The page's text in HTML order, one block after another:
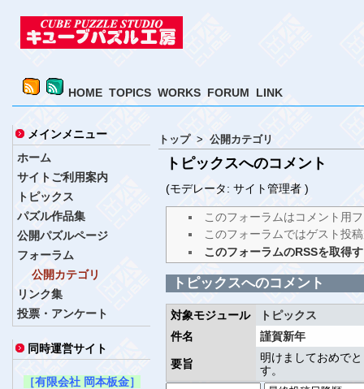
HOME TOPICS WORKS FORUM LINK
メインメニュー
ホーム
サイトご利用案内
トピックス
パズル作品集
公開パズルページ
フォーラム
公開カテゴリ
リンク集
投票・アンケート
同時運営サイト
［有限会社 岡本板金］
トップ> 公開カテゴリ
トピックスへのコメント
(モデレータ: サイト管理者 )
このフォーラムはコメント用
このフォーラムではゲスト投
このフォーラムのRSSを取得
トピックスへのコメント
対象モジュール
トピックス
件名
謹賀新年
要旨
明けましておめで
す。